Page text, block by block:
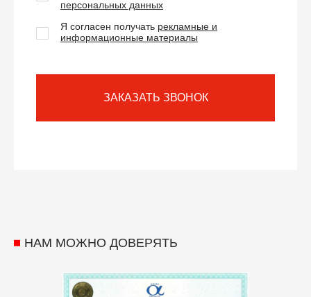
персональных данных
Я согласен получать рекламные и
информационные материалы
ЗАКАЗАТЬ ЗВОНОК
НАМ МОЖНО ДОВЕРЯТЬ